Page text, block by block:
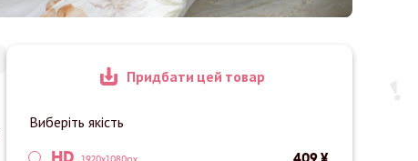
Придбати цей товар
Виберіть якість
HD 409 ¥